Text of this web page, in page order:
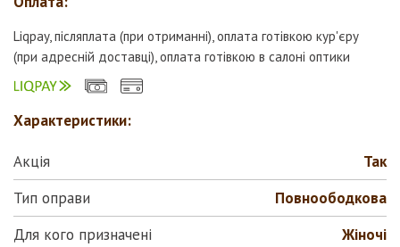
Liqpay, післяплата (при отриманні), оплата готівкою кур'єру
(при адресній доставці), оплата готівкою в салоні оптики
Характеристики:
Акція
Так
Тип оправи
Повноободкова
Для кого призначені
Жіночі